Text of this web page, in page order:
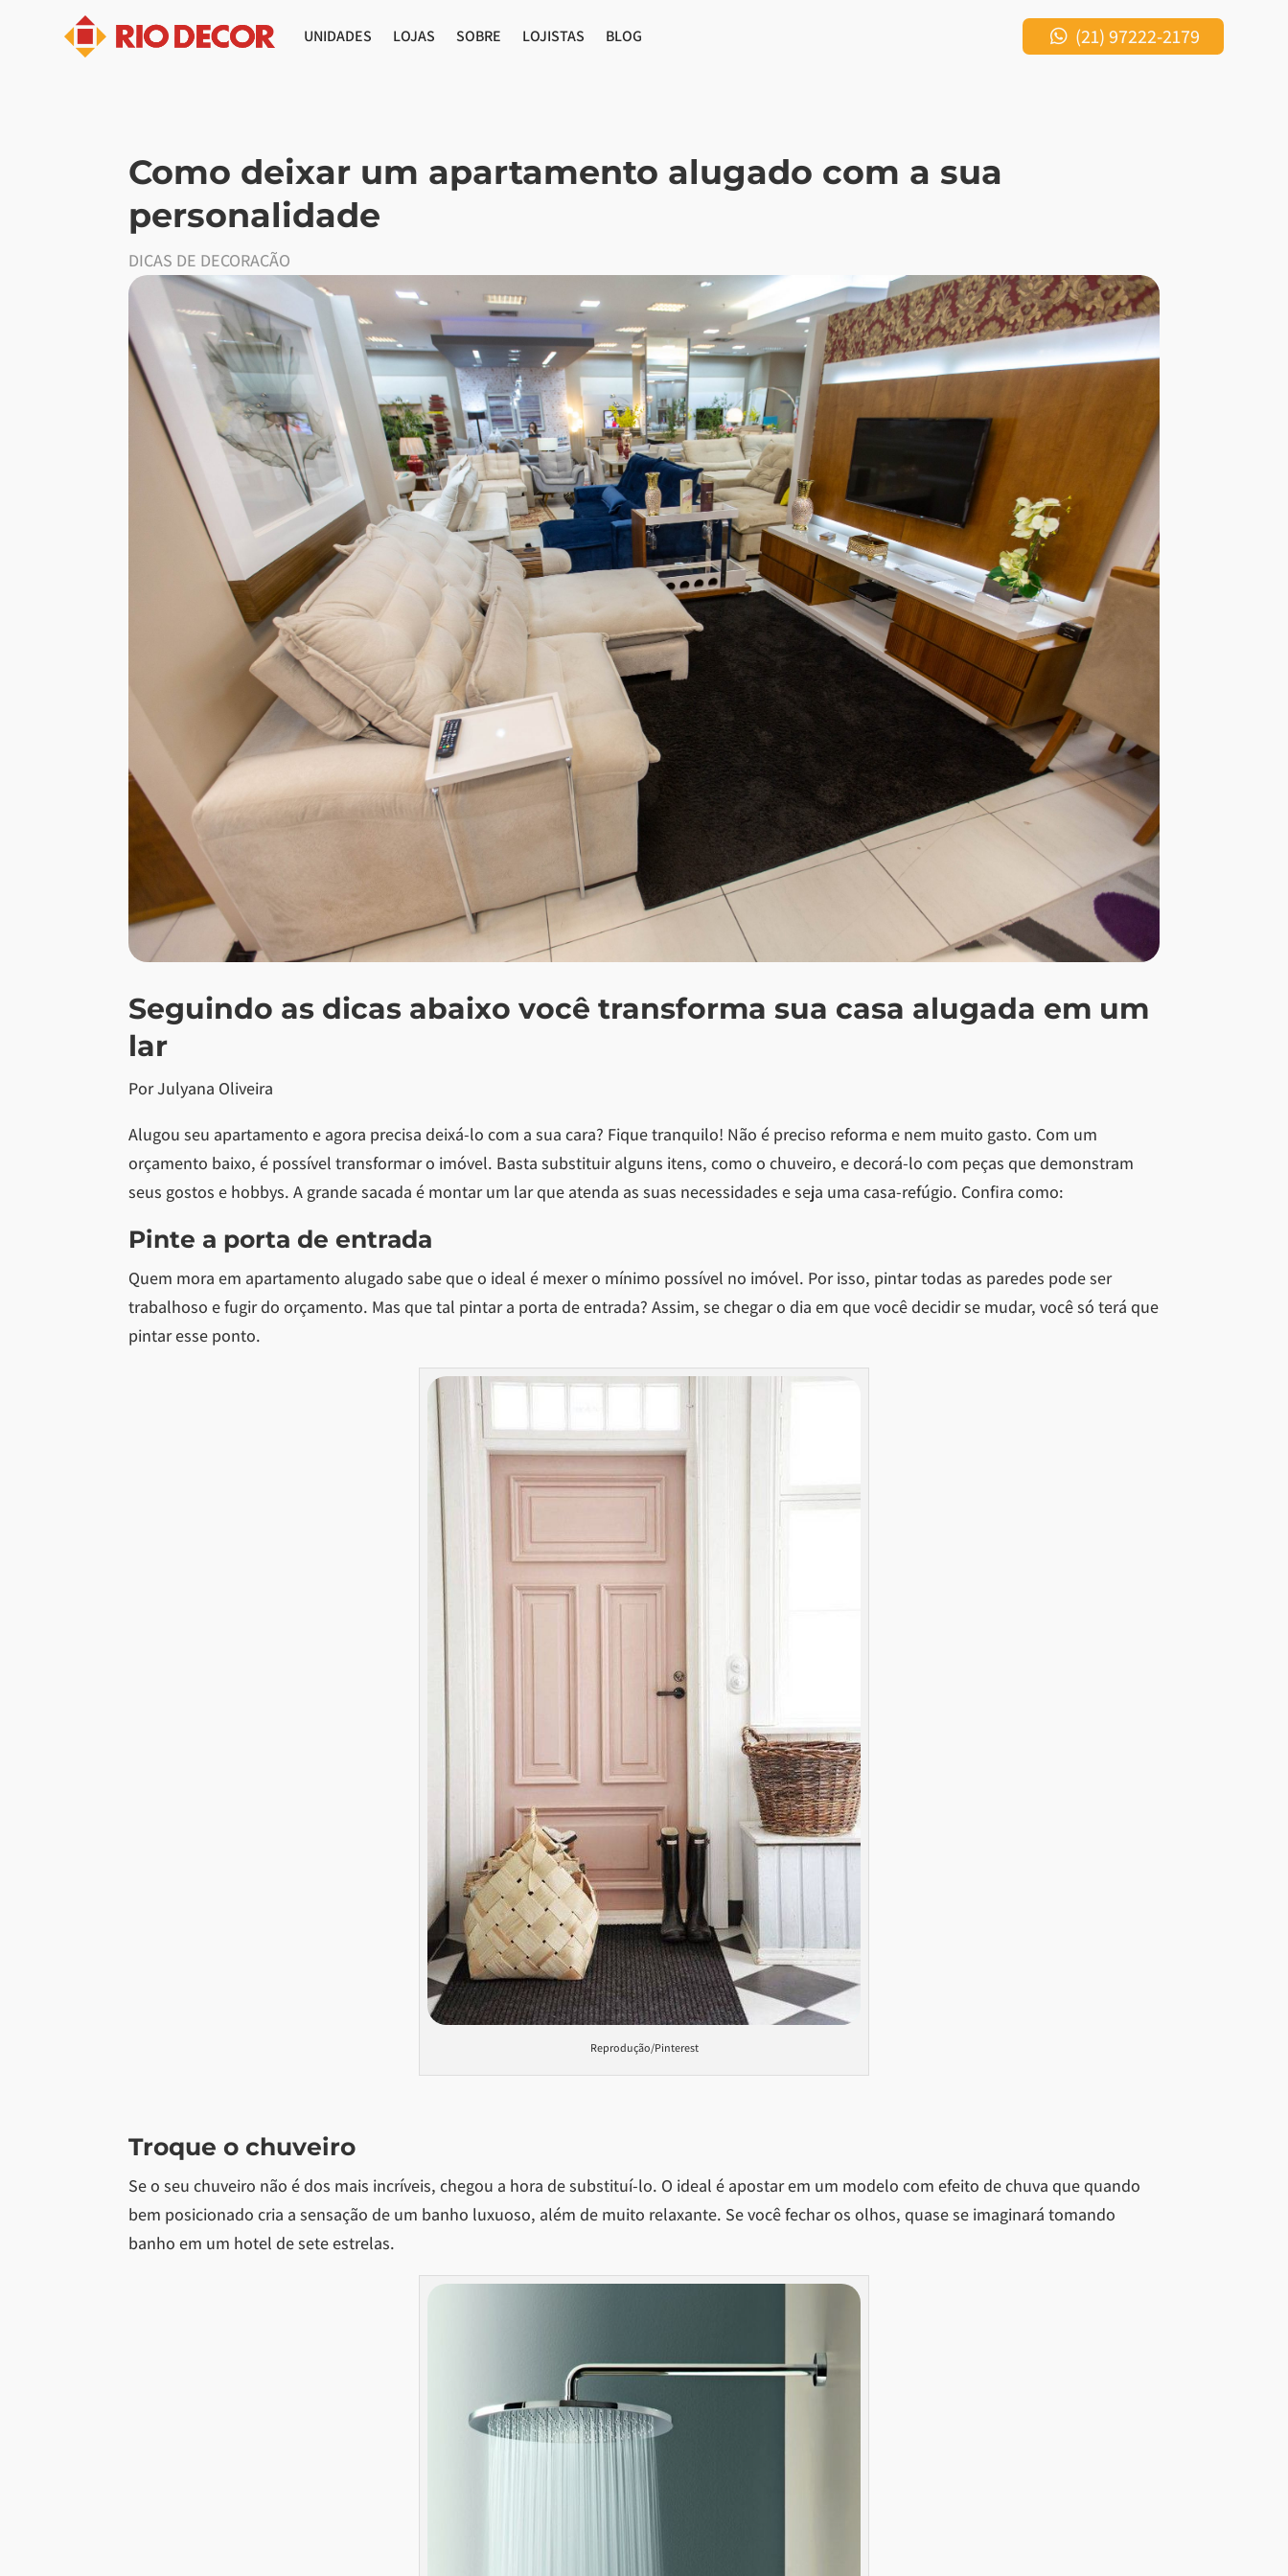
UNIDADES LOJAS SOBRE LOJISTAS BLOG (21) 97222-2179
Como deixar um apartamento alugado com a sua
personalidade
DICAS DE DECORAÇÃO
Seguindo as dicas abaixo você transforma sua casa alugada em um
lar
Por Julyana Oliveira
Alugou seu apartamento e agora precisa deixá-lo com a sua cara? Fique tranquilo! Não é preciso reforma e nem muito gasto. Com um
orçamento baixo, é possível transformar o imóvel. Basta substituir alguns itens, como o chuveiro, e decorá-lo com peças que demonstram
seus gostos e hobbys. A grande sacada é montar um lar que atenda as suas necessidades e seja uma casa-refúgio. Confira como:
Pinte a porta de entrada
Quem mora em apartamento alugado sabe que o ideal é mexer o mínimo possível no imóvel. Por isso, pintar todas as paredes pode ser
trabalhoso e fugir do orçamento. Mas que tal pintar a porta de entrada? Assim, se chegar o dia em que você decidir se mudar, você só terá que
pintar esse ponto.
Reprodução/Pinterest
Troque o chuveiro
Se o seu chuveiro não é dos mais incríveis, chegou a hora de substituí-lo. O ideal é apostar em um modelo com efeito de chuva que quando
bem posicionado cria a sensação de um banho luxuoso, além de muito relaxante. Se você fechar os olhos, quase se imaginará tomando
banho em um hotel de sete estrelas.